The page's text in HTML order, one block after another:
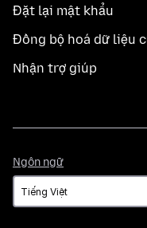
Đặt lại mật khẩu
Đồng bộ hoá dữ liệu
Nhận trợ giúp
Ngôn ngữ
ngữ